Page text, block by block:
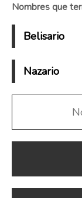
Nombres que
Belisario
Nazario